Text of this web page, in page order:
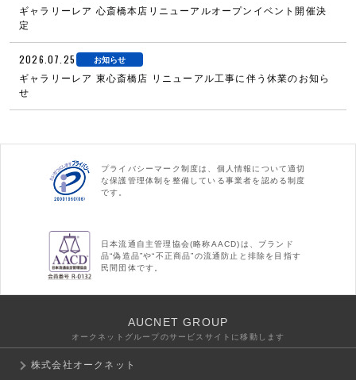
ギャラリーレア 心斎橋本店リニューアルオープンイベント開催決
定
2026.07.25 お知らせ
ギャラリーレア 東心斎橋店 リニューアル工事に伴う休業のお知ら
せ
プライバシーマーク制度は、個人情報について適切
な保護管理体制を整備している事業者を認める制度
です。
日本流通自主管理協会(略称AACD)は、ブランド
品“偽造品”や“不正商品”の流通防止と排除を目指す
民間団体です。
AUCNET GROUP
オークネットグループのサービスサイトに移動します
株式会社オークネット